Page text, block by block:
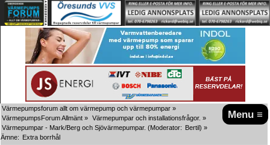
Menu ≡
Värmepumpsforum allt om värmepump och värmepumpar »
VärmepumpsForum Allmänt » Värmepumpar och installationsfrågor. »
Värmepumpar - Mark/Berg och Sjövärmepumpar. (Moderator: Bertil) »
Ämne: Extra borrhål